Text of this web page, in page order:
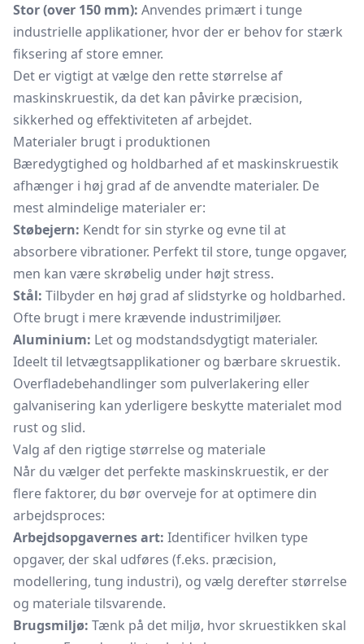
Stor (over 150 mm): Anvendes primært i tunge
industrielle applikationer, hvor der er behov for stærk
fiksering af store emner.
Det er vigtigt at vælge den rette størrelse af
maskinskruestik, da det kan påvirke præcision,
sikkerhed og effektiviteten af arbejdet.
Materialer brugt i produktionen
Bæredygtighed og holdbarhed af et maskinskruestik
afhænger i høj grad af de anvendte materialer. De
mest almindelige materialer er:
Støbejern: Kendt for sin styrke og evne til at
absorbere vibrationer. Perfekt til store, tunge opgaver,
men kan være skrøbelig under højt stress.
Stål: Tilbyder en høj grad af slidstyrke og holdbarhed.
Ofte brugt i mere krævende industrimiljøer.
Aluminium: Let og modstandsdygtigt materialer.
Ideelt til letvægtsapplikationer og bærbare skruestik.
Overfladebehandlinger som pulverlakering eller
galvanisering kan yderligere beskytte materialet mod
rust og slid.
Valg af den rigtige størrelse og materiale
Når du vælger det perfekte maskinskruestik, er der
flere faktorer, du bør overveje for at optimere din
arbejdsproces:
Arbejdsopgavernes art: Identificer hvilken type
opgaver, der skal udføres (f.eks. præcision,
modellering, tung industri), og vælg derefter størrelse
og materiale tilsvarende.
Brugsmiljø: Tænk på det miljø, hvor skruestikken skal